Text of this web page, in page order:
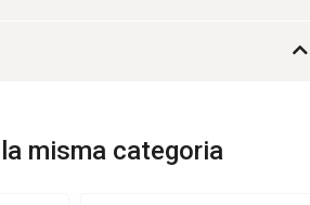
misma categoria